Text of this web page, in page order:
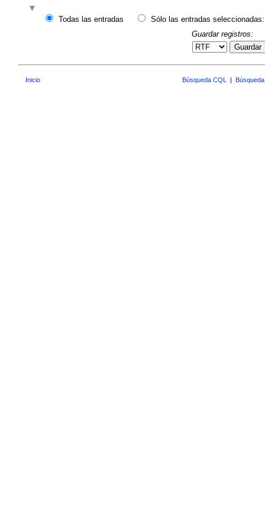
Todas las entradas
Sólo las entradas seleccionadas:
Guardar registros:
Guardar
Inicio Búsqueda CQL